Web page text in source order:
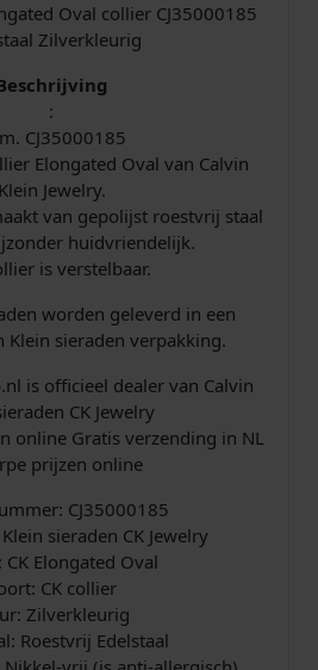
e
p
r
i
j
s
w
a
s
:
€
7
:
6
8
0
0
.
Oval collier CJ35000185
Zilverkleurig
:
CJ35000185
Elongated Oval van Calvin
Klein Jewelry.
van gepolijst roestvrij staal
huidvriendelijk.
is verstelbaar.
worden geleverd in een
Klein sieraden verpakking.
is officieel dealer van Calvin
CK Jewelry
online Gratis verzending in NL
prijzen online
CJ35000185
sieraden CK Jewelry
CK Elongated Oval
CK collier
Zilverkleurig
Roestvrij Edelstaal